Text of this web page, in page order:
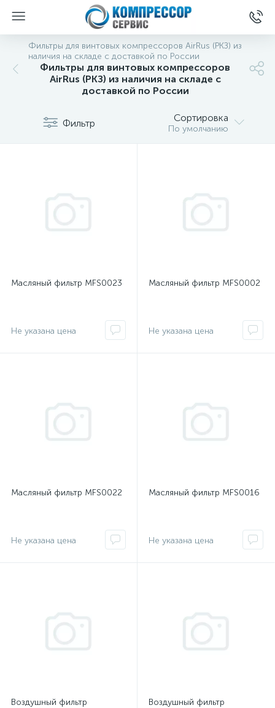
Фильтры для винтовых компрессоров AirRus (РКЗ) из
наличия на складе с доставкой по России
Фильтры для винтовых компрессоров
AirRus (РКЗ) из наличия на складе с
доставкой по России
Фильтр Сортировка
По умолчанию
Масляный фильтр MFS0023
Не указана цена
Масляный фильтр MFS0002
Не указана цена
Масляный фильтр MFS0022
Не указана цена
Масляный фильтр MFS0016
Не указана цена
Воздушный фильтр
Воздушный фильтр